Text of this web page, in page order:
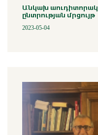
Անկախ
ընտրության մրցույթ
2023-05-04